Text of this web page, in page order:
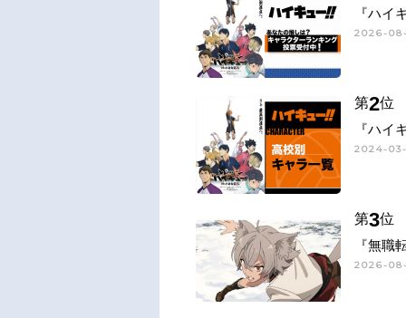
『ハイ
2026-
第2位
『ハイ
2024-
第3位
『無職
2026-